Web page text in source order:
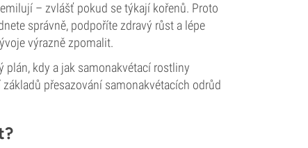
– zvlášť pokud se týkají kořenů. Proto
správně, podpoříte zdravý růst a lépe
výrazně zpomalit.
kdy a jak samonakvétací rostliny
přesazování samonakvétacích odrůd